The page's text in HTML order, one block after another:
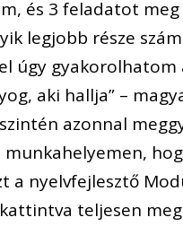
és 3 feladatot
legjobb része
úgy
aki hallja” –
azonnal
a nyelvfejlesztő
teljesen